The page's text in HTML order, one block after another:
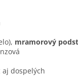
mramorový
dospelých